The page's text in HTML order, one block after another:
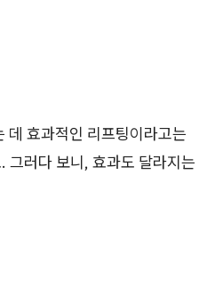
데 효과적인 리프팅이라고는
그러다 보니, 효과도 달라지는